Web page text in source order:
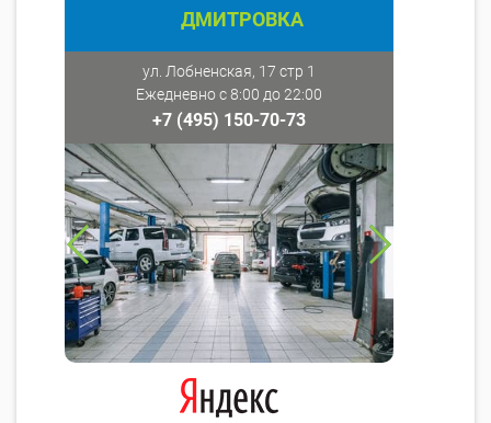
ДМИТРОВКА
ул. Лобненская, 17 стр 1
Ежедневно с 8:00 до 22:00
+7 (495) 150-70-73